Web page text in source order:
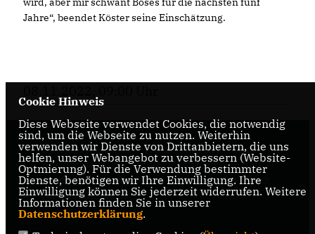
Jahre“, beendet Köster seine Einschätzung.
Internetseite der CDU-Fraktion im Rat der Stadt
Braunschweig, mit aktuellen Informationen rund
um die Kommunalpolitik in der zweitgrößten Stadt
Niedersachsens.
Cookie Hinweis
Diese Webseite verwendet Cookies, die notwendig
sind, um die Webseite zu nutzen. Weiterhin
verwenden wir Dienste von Drittanbietern, die uns
helfen, unser Webangebot zu verbessern (Website-
Optmierung). Für die Verwendung bestimmter
Dienste, benötigen wir Ihre Einwilligung. Ihre
Einwilligung können Sie jederzeit widerrufen. Weitere
Informationen finden Sie in unserer
Datenschutzerklärung.